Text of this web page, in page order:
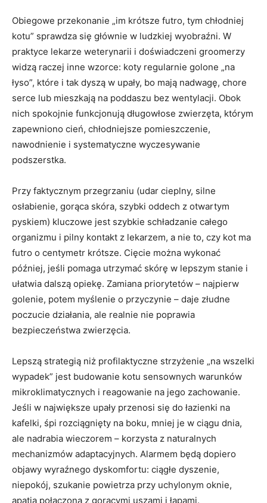
Obiegowe przekonanie „im krótsze futro, tym chłodniej
kotu” sprawdza się głównie w ludzkiej wyobraźni. W
praktyce lekarze weterynarii i doświadczeni groomerzy
widzą raczej inne wzorce: koty regularnie golone „na
łyso”, które i tak dyszą w upały, bo mają nadwagę, chore
serce lub mieszkają na poddaszu bez wentylacji. Obok
nich spokojnie funkcjonują długowłose zwierzęta, którym
zapewniono cień, chłodniejsze pomieszczenie,
nawodnienie i systematyczne wyczesywanie
podszerstka.
Przy faktycznym przegrzaniu (udar cieplny, silne
osłabienie, gorąca skóra, szybki oddech z otwartym
pyskiem) kluczowe jest szybkie schładzanie całego
organizmu i pilny kontakt z lekarzem, a nie to, czy kot ma
futro o centymetr krótsze. Cięcie można wykonać
później, jeśli pomaga utrzymać skórę w lepszym stanie i
ułatwia dalszą opiekę. Zamiana priorytetów – najpierw
golenie, potem myślenie o przyczynie – daje złudne
poczucie działania, ale realnie nie poprawia
bezpieczeństwa zwierzęcia.
Lepszą strategią niż profilaktyczne strzyżenie „na wszelki
wypadek” jest budowanie kotu sensownych warunków
mikroklimatycznych i reagowanie na jego zachowanie.
Jeśli w największe upały przenosi się do łazienki na
kafelki, śpi rozciągnięty na boku, mniej je w ciągu dnia,
ale nadrabia wieczorem – korzysta z naturalnych
mechanizmów adaptacyjnych. Alarmem będą dopiero
objawy wyraźnego dyskomfortu: ciągłe dyszenie,
niepokój, szukanie powietrza przy uchylonym oknie,
apatia połączona z gorącymi uszami i łapami.